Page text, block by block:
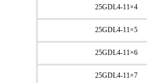
25GDL4-11×4
25GDL4-11×5
25GDL4-11×6
25GDL4-11×7